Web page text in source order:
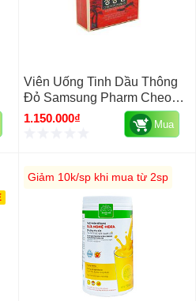
Viên Uống Tinh Dầu Thông
Đỏ Samsung Pharm Cheong
Song Won Hàn Quốc, 180
1.150.000₫ Mua
Giảm 10k/sp khi mua từ 2sp